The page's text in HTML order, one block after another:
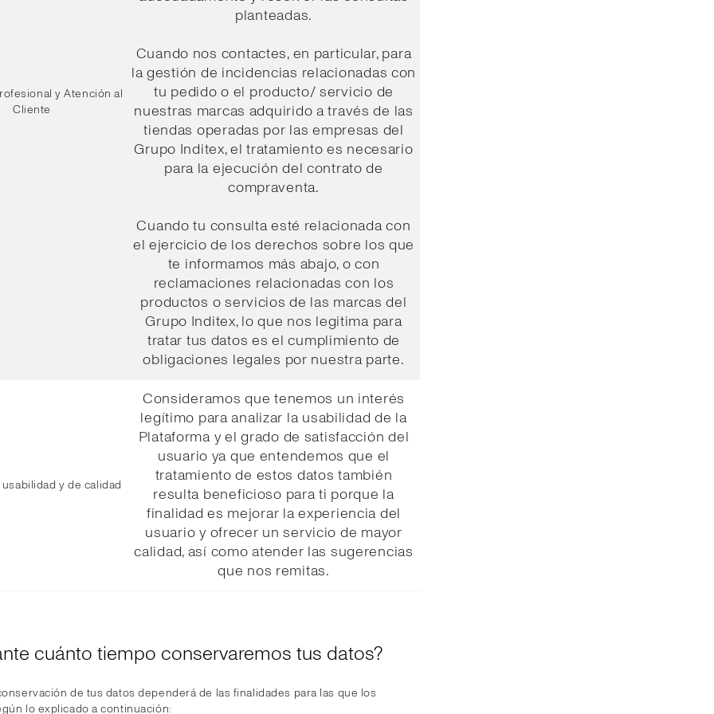
y Atención al
Cliente
planteadas.
Cuando nos contactes, en particular, para
la gestión de incidencias relacionadas con
tu pedido o el producto/ servicio de
nuestras marcas adquirido a través de las
tiendas operadas por las empresas del
Grupo Inditex, el tratamiento es necesario
para la ejecución del contrato de
compraventa.
Cuando tu consulta esté relacionada con
el ejercicio de los derechos sobre los que
te informamos más abajo, o con
reclamaciones relacionadas con los
productos o servicios de las marcas del
Grupo Inditex, lo que nos legitima para
tratar tus datos es el cumplimiento de
obligaciones legales por nuestra parte.
y de calidad
Consideramos que tenemos un interés
legítimo para analizar la usabilidad de la
Plataforma y el grado de satisfacción del
usuario ya que entendemos que el
tratamiento de estos datos también
resulta beneficioso para ti porque la
finalidad es mejorar la experiencia del
usuario y ofrecer un servicio de mayor
calidad, así como atender las sugerencias
que nos remitas.
cuánto tiempo conservaremos tus datos?
de tus datos dependerá de las finalidades para las que los
lo explicado a continuación: